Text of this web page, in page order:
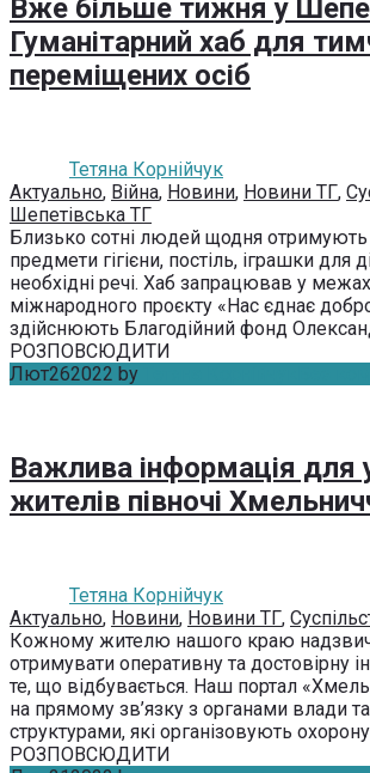
Вже більше тижня у
Гуманітарний хаб для
переміщених осіб
Тетяна Корнійчук
Актуально, Війна, Новини, Новини ТГ,
Шепетівська ТГ
Близько сотні людей щодня отримують
предмети гігієни, постіль, іграшки для
необхідні речі. Хаб запрацював у межах
міжнародного проєкту «Нас єднає
здійснюють Благодійний фонд
РОЗПОВСЮДИТИ
Лют262022 by
Важлива інформація для
жителів півночі
Тетяна Корнійчук
Актуально, Новини, Новини ТГ,
Кожному жителю нашого краю
отримувати оперативну та достовірну
те, що відбувається. Наш портал
на прямому зв’язку з органами влади
структурами, які організовують
РОЗПОВСЮДИТИ